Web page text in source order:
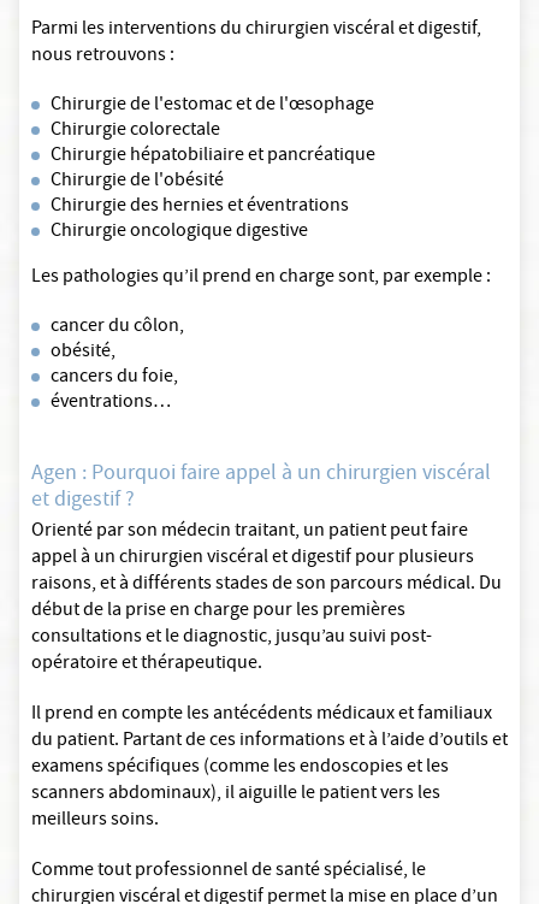
Parmi les interventions du chirurgien viscéral et digestif,
nous retrouvons :
Chirurgie de l'estomac et de l'œsophage
Chirurgie colorectale
Chirurgie hépatobiliaire et pancréatique
Chirurgie de l'obésité
Chirurgie des hernies et éventrations
Chirurgie oncologique digestive
Les pathologies qu’il prend en charge sont, par exemple :
cancer du côlon,
obésité,
cancers du foie,
éventrations…
Agen : Pourquoi faire appel à un chirurgien viscéral
et digestif ?
Orienté par son médecin traitant, un patient peut faire
appel à un chirurgien viscéral et digestif pour plusieurs
raisons, et à différents stades de son parcours médical. Du
début de la prise en charge pour les premières
consultations et le diagnostic, jusqu’au suivi post-
opératoire et thérapeutique.
Il prend en compte les antécédents médicaux et familiaux
du patient. Partant de ces informations et à l’aide d’outils et
examens spécifiques (comme les endoscopies et les
scanners abdominaux), il aiguille le patient vers les
meilleurs soins.
Comme tout professionnel de santé spécialisé, le
chirurgien viscéral et digestif permet la mise en place d’un